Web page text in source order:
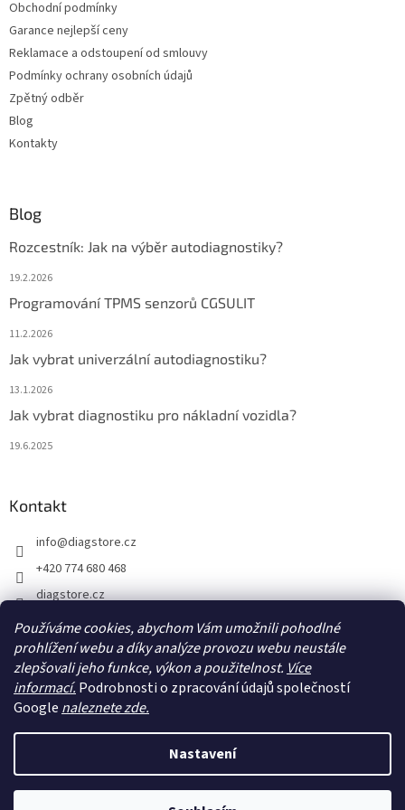
Používáme cookies, abychom Vám umožnili pohodlné
prohlížení webu a díky analýze provozu webu neustále
zlepšovali jeho funkce, výkon a použitelnost. Více
informací. Podrobnosti o zpracování údajů společností
Google naleznete zde.
Nastavení
Obchodní podmínky
Garance nejlepší ceny
Reklamace a odstoupení od smlouvy
Podmínky ochrany osobních údajů
Zpětný odběr
Blog
Kontakty
Blog
Rozcestník: Jak na výběr autodiagnostiky?
19.2.2026
Programování TPMS senzorů CGSULIT
11.2.2026
Jak vybrat univerzální autodiagnostiku?
13.1.2026
Jak vybrat diagnostiku pro nákladní vozidla?
19.6.2025
Kontakt
info@diagstore.cz
+420 774 680 468
diagstore.cz
diagstorecz
diagstore
@diagstorecz
Copyright 2026diagstore.cz. Všechna práva vyhrazena.Upravit